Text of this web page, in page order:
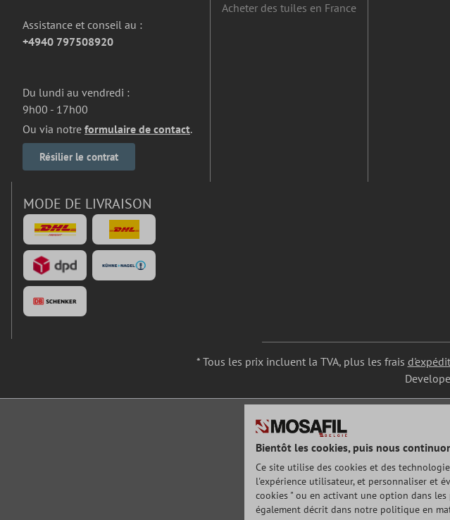
Assistance et conseil au :
+4940 797508920
Du lundi au vendredi :
9h00 - 17h00
Ou via notre formulaire de contact.
Résilier le contrat
Acheter des tuiles en France
MODE DE LIVRAISON
* Tous les prix incluent la TVA, plus les frais
Bientôt les cookies, puis nous
Ce site utilise des cookies et des
l'expérience utilisateur, et personnaliser et
cookies " ou en activant une option dans les
également décrit dans notre politique en